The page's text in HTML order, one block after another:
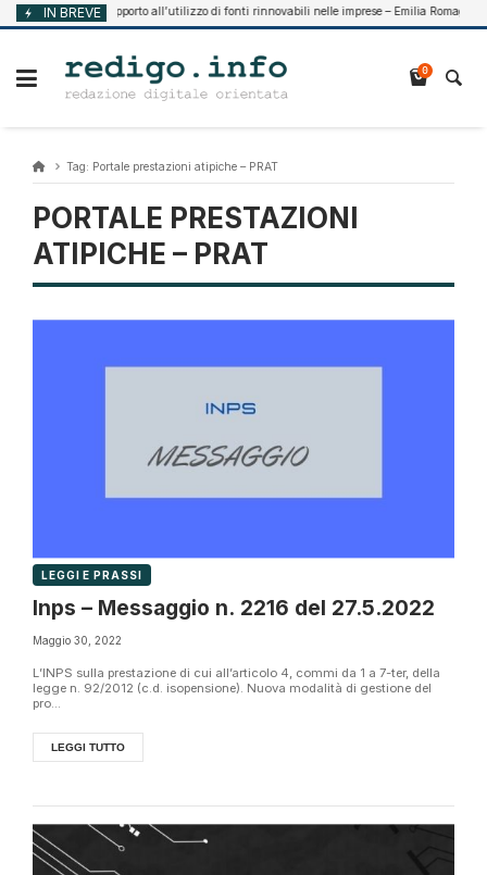
Vai
al
IN BREVE
Agosto 7, 2026 Supporto all’utilizzo di fonti rinnovabili nelle imprese – Emilia Romagna
0
Tag: Portale prestazioni atipiche – PRAT
PORTALE PRESTAZIONI
ATIPICHE – PRAT
LEGGI E PRASSI
Inps – Messaggio n. 2216 del 27.5.2022
Maggio 30, 2022
L’INPS sulla prestazione di cui all’articolo 4, commi da 1 a 7-ter, della
legge n. 92/2012 (c.d. isopensione). Nuova modalità di gestione del
pro...
LEGGI TUTTO